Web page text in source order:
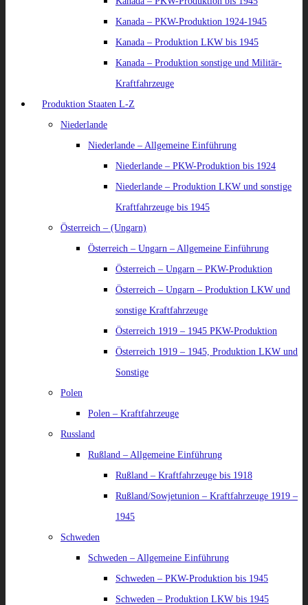
Kanada – PKW-Produktion 1924-1945
Kanada – Produktion LKW bis 1945
Kanada – Produktion sonstige und Militär-
Kraftfahrzeuge
Produktion Staaten L-Z
Niederlande
Niederlande – Allgemeine Einführung
Niederlande – PKW-Produktion bis 1924
Niederlande – Produktion LKW und sonstige
Kraftfahrzeuge bis 1945
Österreich – (Ungarn)
Österreich – Ungarn – Allgemeine Einführung
Österreich – Ungarn – PKW-Produktion
Österreich – Ungarn – Produktion LKW und
sonstige Kraftfahrzeuge
Österreich 1919 – 1945 PKW-Produktion
Österreich 1919 – 1945, Produktion LKW und
Sonstige
Polen
Polen – Kraftfahrzeuge
Russland
Rußland – Allgemeine Einführung
Rußland – Kraftfahrzeuge bis 1918
Rußland/Sowjetunion – Kraftfahrzeuge 1919 –
1945
Schweden
Schweden – Allgemeine Einführung
Schweden – PKW-Produktion bis 1945
Schweden – Produktion LKW bis 1945